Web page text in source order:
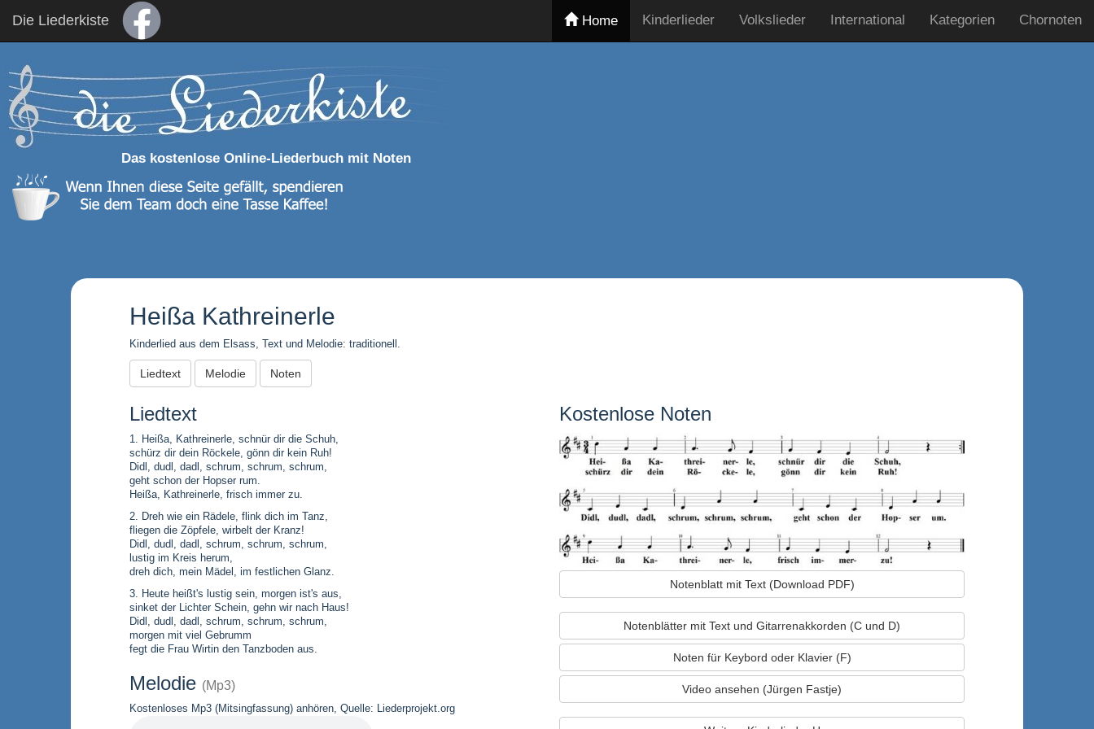
Die Liederkiste Home Kinderlieder Volkslieder International Kategorien Chornoten
Das kostenlose Online-Liederbuch mit Noten
Heißa Kathreinerle
Kinderlied aus dem Elsass, Text und Melodie: traditionell.
Liedtext Melodie Noten
Liedtext
1. Heißa, Kathreinerle, schnür dir die Schuh,
schürz dir dein Röckele, gönn dir kein Ruh!
Didl, dudl, dadl, schrum, schrum, schrum,
geht schon der Hopser rum.
Heißa, Kathreinerle, frisch immer zu.
2. Dreh wie ein Rädele, flink dich im Tanz,
fliegen die Zöpfele, wirbelt der Kranz!
Didl, dudl, dadl, schrum, schrum, schrum,
lustig im Kreis herum,
dreh dich, mein Mädel, im festlichen Glanz.
3. Heute heißt's lustig sein, morgen ist's aus,
sinket der Lichter Schein, gehn wir nach Haus!
Didl, dudl, dadl, schrum, schrum, schrum,
morgen mit viel Gebrumm
fegt die Frau Wirtin den Tanzboden aus.
Melodie (Mp3)
Kostenloses Mp3 (Mitsingfassung) anhören, Quelle: Liederprojekt.org
Kostenlose Noten
Notenblatt mit Text (Download PDF)
Notenblätter mit Text und Gitarrenakkorden (C und D)
Noten für Keybord oder Klavier (F)
Video ansehen (Jürgen Fastje)